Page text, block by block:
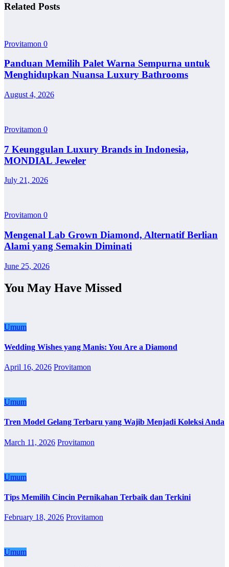
Related Posts
Provitamon 0
Panduan Memilih Palet Warna Sempurna untuk
Menghidupkan Nuansa Luxury Bathrooms
August 4, 2026
Provitamon 0
7 Keunggulan Luxury Brands in Indonesia,
MONDIAL Jeweler
July 21, 2026
Provitamon 0
Mengenal Lab Grown Diamond, Alternatif Berlian
Alami yang Semakin Diminati
June 25, 2026
You May Have Missed
Umum
Wedding Wishes yang Manis: You Are a Diamond
April 16, 2026 Provitamon
Umum
Tren Model Gelang Terbaru yang Wajib Menjadi Koleksi Anda
March 11, 2026 Provitamon
Umum
Tips Memilih Cincin Pernikahan Terbaik dan Terkini
February 18, 2026 Provitamon
Umum